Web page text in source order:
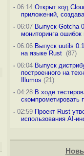
-06:14 Открыт код
приложений,
-06:07 Выпуск Gotcha
мониторинга ошибок
-06:06 Выпуск uutils
на языке Rust (87)
-06:04 Выпуск
построенного на
Illumos (21)
-04:28 В ходе
скомпрометировать
-02:59 Проект Rust
использования AI-